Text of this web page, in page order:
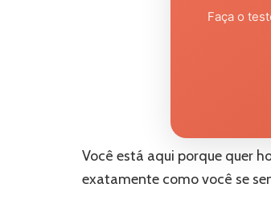
Faça o
Você está aqui porque quer
exatamente como você se